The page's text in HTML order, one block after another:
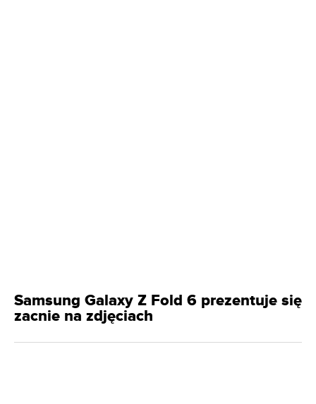
Samsung Galaxy Z Fold 6 prezentuje się
zacnie na zdjęciach